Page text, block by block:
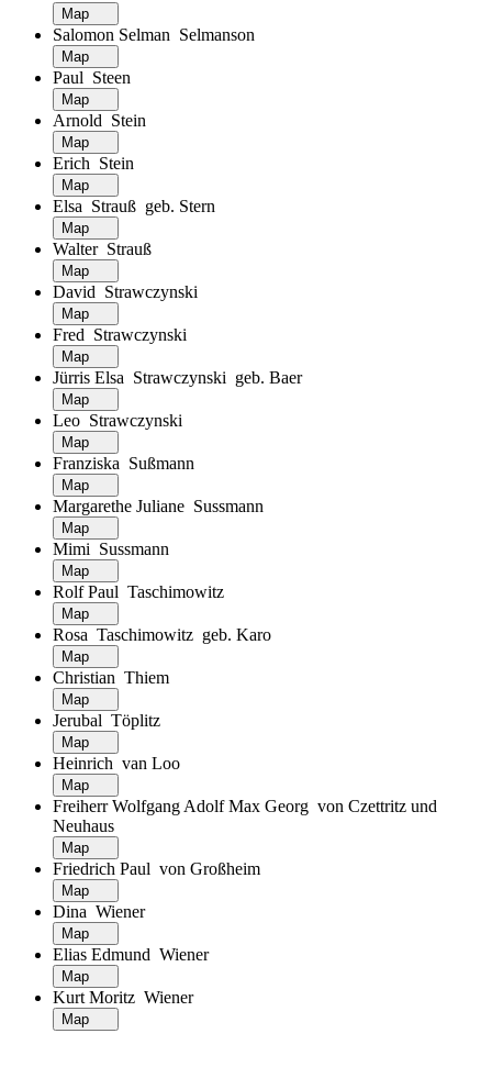
Salomon Selman Selmanson
Paul Steen
Arnold Stein
Erich Stein
Elsa Strauß geb. Stern
Walter Strauß
David Strawczynski
Fred Strawczynski
Jürris Elsa Strawczynski geb. Baer
Leo Strawczynski
Franziska Sußmann
Margarethe Juliane Sussmann
Mimi Sussmann
Rolf Paul Taschimowitz
Rosa Taschimowitz geb. Karo
Christian Thiem
Jerubal Töplitz
Heinrich van Loo
Freiherr Wolfgang Adolf Max Georg von Czettritz und
Neuhaus
Friedrich Paul von Großheim
Dina Wiener
Elias Edmund Wiener
Kurt Moritz Wiener